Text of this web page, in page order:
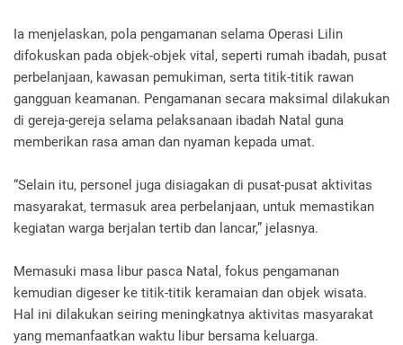
Ia menjelaskan, pola pengamanan selama Operasi Lilin
difokuskan pada objek-objek vital, seperti rumah ibadah, pusat
perbelanjaan, kawasan pemukiman, serta titik-titik rawan
gangguan keamanan. Pengamanan secara maksimal dilakukan
di gereja-gereja selama pelaksanaan ibadah Natal guna
memberikan rasa aman dan nyaman kepada umat.
“Selain itu, personel juga disiagakan di pusat-pusat aktivitas
masyarakat, termasuk area perbelanjaan, untuk memastikan
kegiatan warga berjalan tertib dan lancar,” jelasnya.
Memasuki masa libur pasca Natal, fokus pengamanan
kemudian digeser ke titik-titik keramaian dan objek wisata.
Hal ini dilakukan seiring meningkatnya aktivitas masyarakat
yang memanfaatkan waktu libur bersama keluarga.